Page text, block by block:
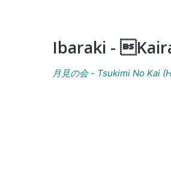
Ibaraki -
月見の会 - Tsukimi No Kai